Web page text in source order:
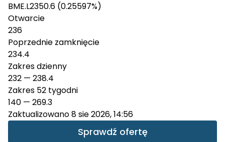
BME.L2350.6 (0.25597%)
Otwarcie
236
Poprzednie zamknięcie
234.4
Zakres dzienny
232 — 238.4
Zakres 52 tygodni
140 — 269.3
Zaktualizowano 8 sie 2026, 14:56
Sprawdź ofertę